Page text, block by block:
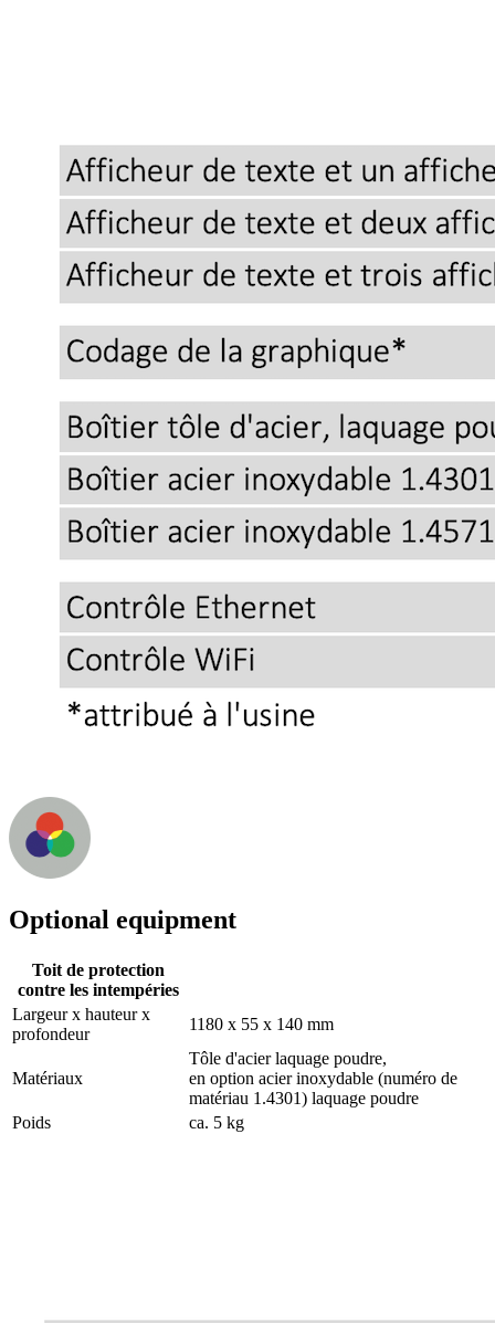
Optional equipment
Toit de protection
contre les intempéries
Largeur x hauteur x
profondeur
1180 x 55 x 140 mm
Matériaux
Tôle d'acier laquage poudre,
en option acier inoxydable (numéro de
matériau 1.4301) laquage poudre
Poids
ca. 5 kg